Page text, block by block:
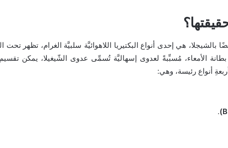
بالشيجلا، هي إحدى أنواع البكتيريا اللاهوائيَّة سلبيَّة الغرام، تظهر
الأمعاء، مُسبِّبةً لعدوى إسهاليَّة تُسمِّى عدوى الشّيغيلا، يمكن تقسيم
أنواع رئيسة، وهي:
.